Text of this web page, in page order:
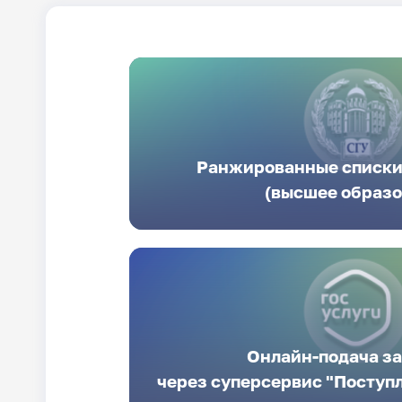
Ранжированные
(высшее
Онлайн-подача
через суперсервис